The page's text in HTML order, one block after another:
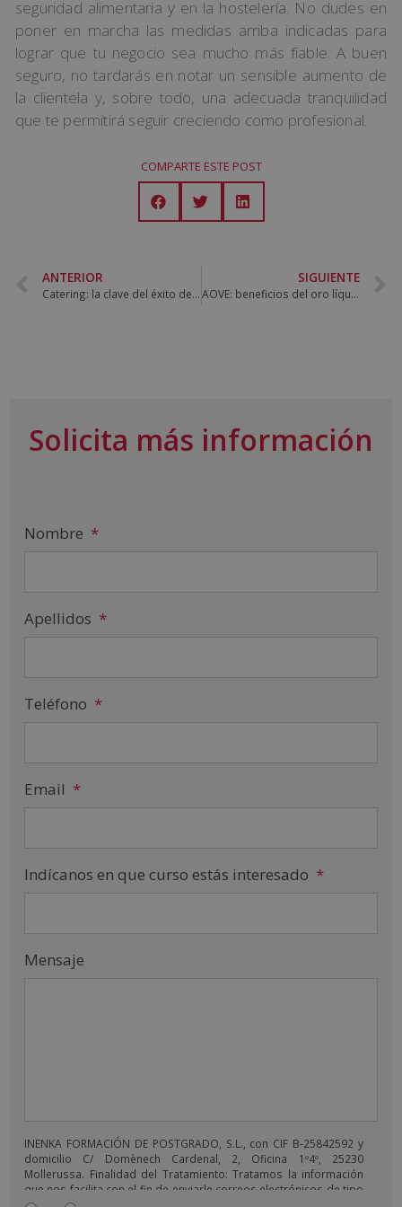
seguridad alimentaria y en la hostelería. No dudes en
poner en marcha las medidas arriba indicadas para
lograr que tu negocio sea mucho más fiable. A buen
seguro, no tardarás en notar un sensible aumento de
la clientela y, sobre todo, una adecuada tranquilidad
que te permitirá seguir creciendo como profesional.
COMPARTE ESTE POST
ANTERIOR
Catering: la clave del éxito de cualquier celebración
SIGUIENTE
AOVE: beneficios del oro líquido
Solicita más información
Nombre *
Apellidos *
Teléfono *
Email *
Indícanos en que curso estás interesado *
Mensaje
INENKA FORMACIÓN DE POSTGRADO, S.L., con CIF B-25842592 y
domicilio C/ Domènech Cardenal, 2, Oficina 1º4º, 25230
Mollerussa. Finalidad del Tratamiento: Tratamos la información
que nos facilita con el fin de enviarle correos electrónicos de tipo
comercial relacionado con los productos ofrecidos y otros tipo